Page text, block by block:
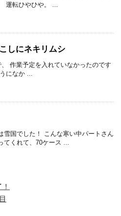
運転ひやひや。 ...
しにネキリムシ
作業予定を入れていなかったのです
になか ...
雪国でした！ こんな寒い中パートさん
てくれて、70ケース ...